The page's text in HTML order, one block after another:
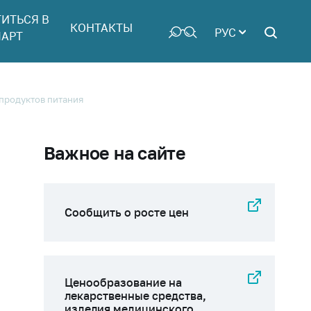
В
КОНТАКТЫ РУС
питания
Важное на сайте
Сообщить о росте цен
Ценообразование на
лекарственные средства,